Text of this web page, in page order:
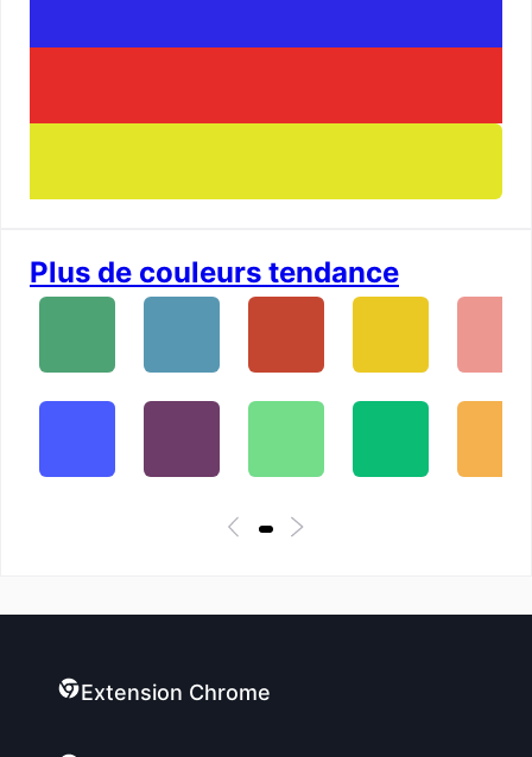
Plus de couleurs tendance
Extension Chrome